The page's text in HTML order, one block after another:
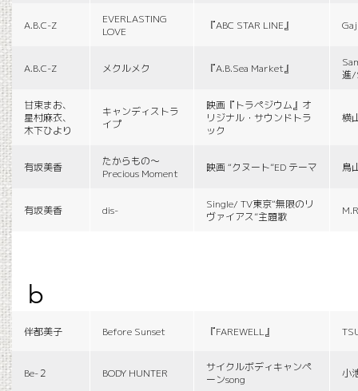
A.B.C-Z
EVERLASTING
LOVE
『ABC STAR LINE』
A.B.C-Z メクルメク 『A.B.Sea Market』
進/
甘束まお、
星村麻衣、
木下ひより
キャンディストラ
イプ
映画『トラペジウム』オ
リジナル・サウンドトラ
ック
横
有坂美香
たからもの〜
Precious Moment
映画 “クヌート”ED テーマ 鳥
有坂美香 dis-
Single/ TV東京“無限のリ
ヴァイアス”主題歌
b
伴都美子 Before Sunset 『FAREWELL』
Be-２ BODY HUNTER
サイクルボディキャンペ
ーンsong
小